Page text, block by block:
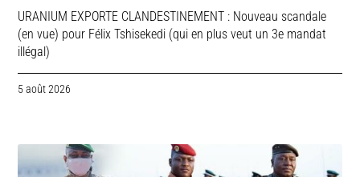
URANIUM EXPORTE CLANDESTINEMENT : Nouveau scandale
(en vue) pour Félix Tshisekedi (qui en plus veut un 3e mandat
illégal)
5 août 2026